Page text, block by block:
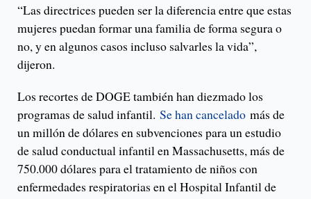
“Las directrices pueden ser la diferencia entre que estas
mujeres puedan formar una familia de forma segura o
no, y en algunos casos incluso salvarles la vida”,
dijeron.
Los recortes de DOGE también han diezmado los
programas de salud infantil. Se han cancelado más de
un millón de dólares en subvenciones para un estudio
de salud conductual infantil en Massachusetts, más de
750.000 dólares para el tratamiento de niños con
enfermedades respiratorias en el Hospital Infantil de